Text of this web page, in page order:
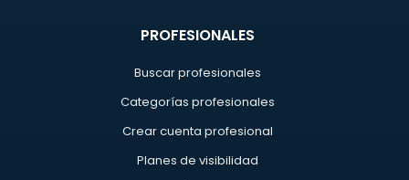
PROFESIONALES
Buscar profesionales
Categorías profesionales
Crear cuenta profesional
Planes de visibilidad